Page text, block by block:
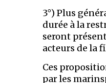
3°) Plus
durée à la
seront
acteurs de la
Ces
par les